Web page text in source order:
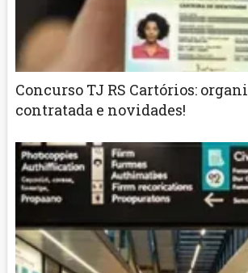
Concurso TJ RS Cartórios:
contratada e novidades!